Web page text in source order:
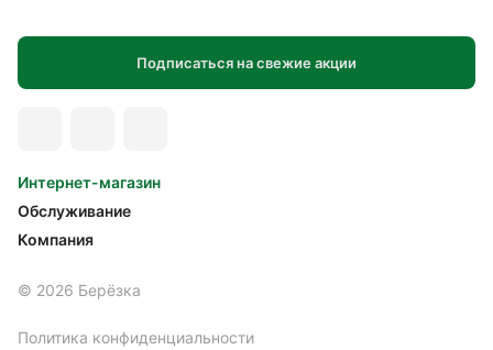
Подписаться на свежие акции
Интернет-магазин
Обслуживание
Компания
© 2026 Берёзка
Политика конфиденциальности